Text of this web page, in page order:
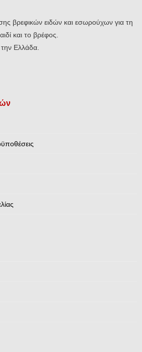
βρεφικών ειδών και εσωρούχων για τη
και το βρέφος.
Ελλάδα.